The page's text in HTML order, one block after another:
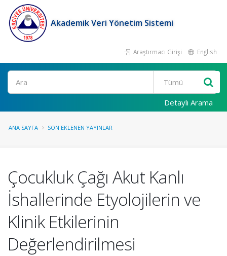
Akademik Veri Yönetim Sistemi
Araştırmacı Girişi English
Ara
Detaylı Arama
ANA SAYFA SON EKLENEN YAYINLAR
Çocukluk Çağı Akut Kanlı
İshallerinde Etyolojilerin ve
Klinik Etkilerinin
Değerlendirilmesi